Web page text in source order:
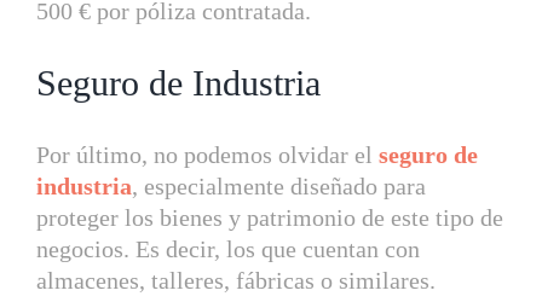
500 € por póliza contratada.
Seguro de Industria
Por último, no podemos olvidar el seguro de
industria, especialmente diseñado para
proteger los bienes y patrimonio de este tipo de
negocios. Es decir, los que cuentan con
almacenes, talleres, fábricas o similares.